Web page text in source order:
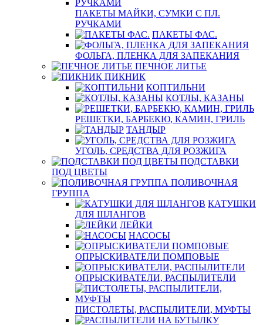
ПАКЕТЫ МАЙКИ, СУМКИ С ПЛ.
РУЧКАМИ
ПАКЕТЫ ФАС.
ФОЛЬГА, ПЛЕНКА ДЛЯ ЗАПЕКАНИЯ
ПЕЧНОЕ ЛИТЬЕ
ПИКНИК
КОПТИЛЬНИ
КОТЛЫ, КАЗАНЫ
РЕШЕТКИ, БАРБЕКЮ, КАМИН, ГРИЛЬ
ТАНДЫР
УГОЛЬ, СРЕДСТВА ДЛЯ РОЗЖИГА
ПОДСТАВКИ
ПОД ЦВЕТЫ
ПОЛИВОЧНАЯ
ГРУППА
КАТУШКИ
ДЛЯ ШЛАНГОВ
ЛЕЙКИ
НАСОСЫ
ОПРЫСКИВАТЕЛИ ПОМПОВЫЕ
ОПРЫСКИВАТЕЛИ, РАСПЫЛИТЕЛИ
ПИСТОЛЕТЫ, РАСПЫЛИТЕЛИ, МУФТЫ